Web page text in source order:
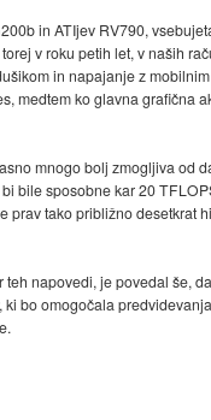
in ATIjev RV790,
v roku petih let, v naših
in napajanje z
medtem ko glavna grafična
mnogo bolj zmogljiva od
bile sposobne kar 20
prav tako približno desetkrat
napovedi, je povedal še,
bo omogočala